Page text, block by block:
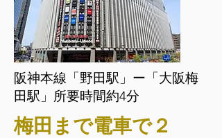
阪神本線「野田駅」ー「大阪梅
田駅」所要時間約4分
梅田まで電車で２